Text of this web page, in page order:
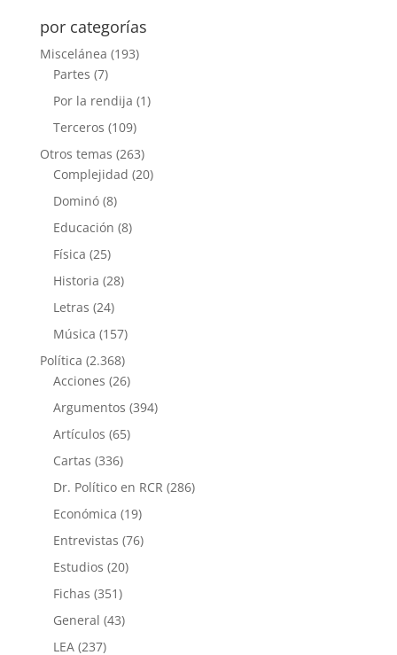
por categorías
Miscelánea (193)
Partes (7)
Por la rendija (1)
Terceros (109)
Otros temas (263)
Complejidad (20)
Dominó(8)
Educación (8)
Física (25)
Historia (28)
Letras (24)
Música (157)
Política (2.368)
Acciones (26)
Argumentos (394)
Artículos (65)
Cartas (336)
Dr. Político en RCR (286)
Económica (19)
Entrevistas (76)
Estudios (20)
Fichas (351)
General (43)
LEA(237)